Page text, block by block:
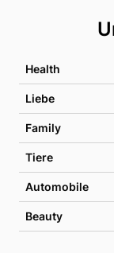
Health
Liebe
Family
Tiere
Automobile
Beauty